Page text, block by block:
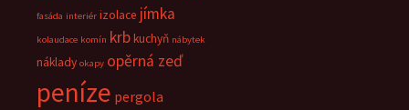
fasáda interiér izolace jímka
kolaudace komín krbkuchyň nábytek
náklady okapy opěrná zeď
peníze pergola